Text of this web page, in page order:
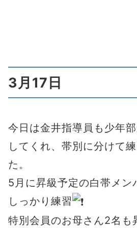
3月17日
今日は金井指導員も少年
してくれ、帯別に分けて
た。
5月に昇級予定の白帯メン
しっかり練習
特別会員のお母さん2名も